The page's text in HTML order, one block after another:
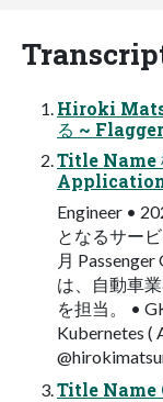
Hiroki
る ~
Title Name
Engineer •
となるサー
月
は、自動車
を担当。 •
Kubernetes (
Title Name